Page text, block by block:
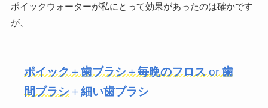
ポイックウォーターが私にとって効果があったのは確かです
が、
ポイック＋歯ブラシ＋毎晩のフロスor歯
間ブラシ＋細い歯ブラシ